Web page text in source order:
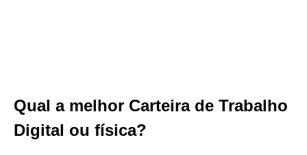
Qual a melhor Carteira de Trabalho
Digital ou física?